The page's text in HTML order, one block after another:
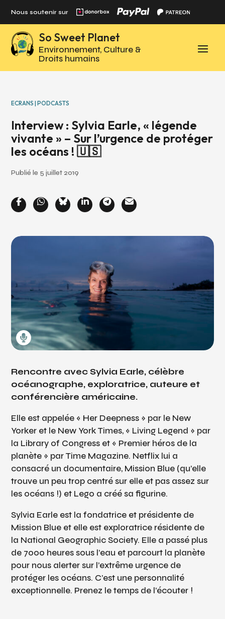
Nous soutenir sur
So Sweet Planet
Environnement, Culture &
Droits humains
ECRANS | PODCASTS
Interview : Sylvia Earle, « légende
vivante » – Sur l’urgence de protéger
les océans ! 🇺🇸
Publié le 5 juillet 2019
Rencontre avec Sylvia Earle, célèbre
océanographe, exploratrice, auteure et
conférencière américaine.
Elle est appelée « Her Deepness » par le New
Yorker et le New York Times, « Living Legend » par
la Library of Congress et « Premier héros de la
planète » par Time Magazine. Netflix lui a
consacré un documentaire, Mission Blue (qu’elle
trouve un peu trop centré sur elle et pas assez sur
les océans !) et Lego a créé sa figurine.
Sylvia Earle est la fondatrice et présidente de
Mission Blue et elle est exploratrice résidente de
la National Geographic Society. Elle a passé plus
de 7000 heures sous l’eau et parcourt la planète
pour nous alerter sur l’extrême urgence de
protéger les océans. C’est une personnalité
exceptionnelle. Prenez le temps de l’écouter !
Panneau de gestion des cookies